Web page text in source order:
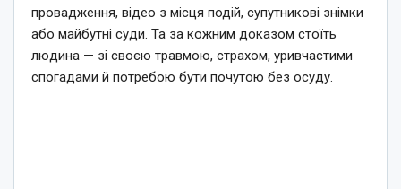
провадження, відео з місця подій, супутникові знімки
або майбутні суди. Та за кожним доказом стоїть
людина — зі своєю травмою, страхом, уривчастими
спогадами й потребою бути почутою без осуду.